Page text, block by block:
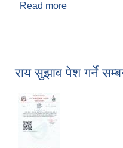
Read more
राय सुझाव पेश गर्ने